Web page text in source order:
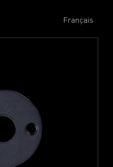
Français